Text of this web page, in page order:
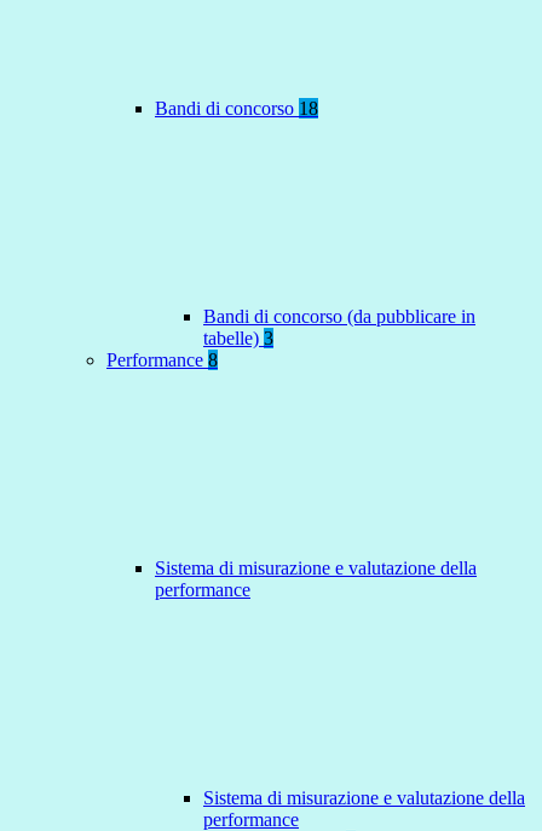
Bandi di concorso 18
Bandi di concorso (da pubblicare in
tabelle) 3
Performance 8
Sistema di misurazione e valutazione della
performance
Sistema di misurazione e valutazione della
performance